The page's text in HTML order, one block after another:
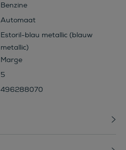
Benzine
Automaat
Estoril-blau metallic (blauw
metallic)
Marge
5
496288070